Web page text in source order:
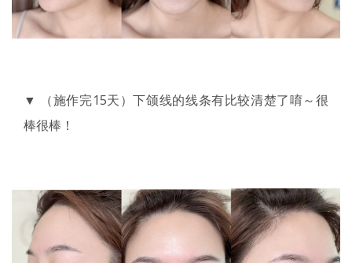
▼ （施作完15天）下颌线的线条有比较清楚了唷～很
棒很棒！